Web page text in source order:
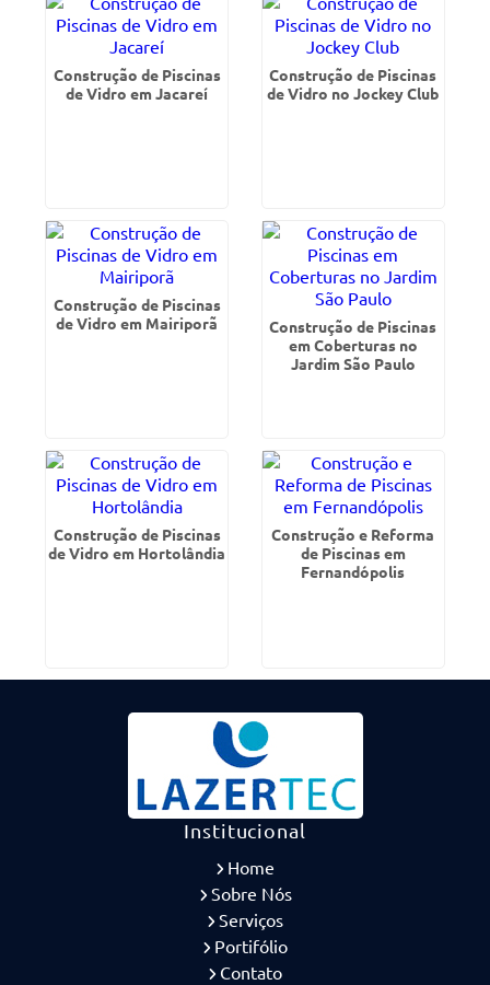
Construção de Piscinas
de Vidro em Jacareí
Construção de Piscinas
de Vidro no Jockey Club
Construção de Piscinas
de Vidro em Mairiporã
Construção de Piscinas
em Coberturas no
Jardim São Paulo
Construção de Piscinas
de Vidro em Hortolândia
Construção e Reforma
de Piscinas em
Fernandópolis
Institucional
Home
Sobre Nós
Serviços
Portifólio
Contato